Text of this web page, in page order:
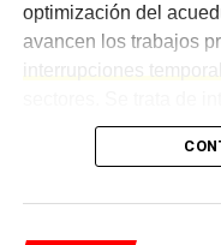
optimización del
avancen los trabajos
interrupciones
para avanzar hacia la
eliminar restricciones